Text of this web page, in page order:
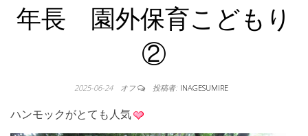
年長 園外保育こどもり
②
2025-06-24 オフ 投稿者: INAGESUMIRE
ハンモックがとても人気